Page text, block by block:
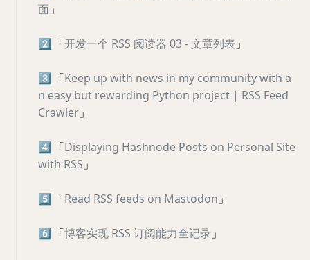
面 」
2️⃣ 「开发一个 RSS 阅读器 03 - 文章列表 」
3️⃣ 「Keep up with news in my community with a
n easy but rewarding Python project | RSS Feed
Crawler 」
4️⃣ 「Displaying Hashnode Posts on Personal Site
with RSS 」
5️⃣ 「Read RSS feeds on Mastodon 」
6️⃣ 「博客实现 RSS 订阅能力全记录 」